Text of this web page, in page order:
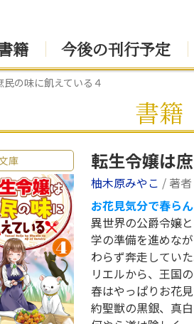
籍 今後の刊行予定
の味に飢えている４
書籍
庫 転生令嬢は
柚木原みやこ / 著者
お花見気分で春らん
異世界の公爵令嬢
学の準備を進めな
わらず奔走してい
リエルから、王国
春はやっぱりお花
約聖獣の黒銀、真